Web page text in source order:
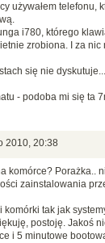
używałem telefonu,
i780, którego
zrobiona. I za nic
się nie dyskutuje...
- podoba mi się ta
2010, 20:38
komórce? Porażka..
zainstalowania
komórki tak jak
postoję. Jakoś
i 5 minutowe